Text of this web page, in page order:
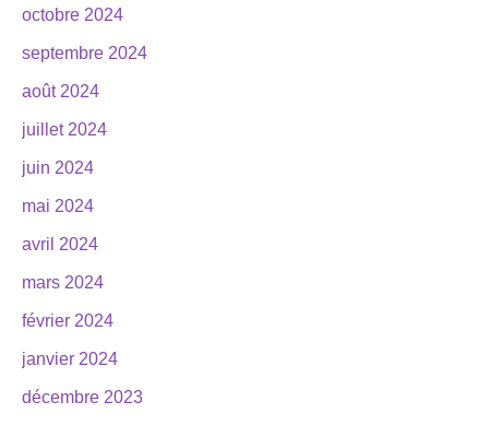
octobre 2024
septembre 2024
août 2024
juillet 2024
juin 2024
mai 2024
avril 2024
mars 2024
février 2024
janvier 2024
décembre 2023